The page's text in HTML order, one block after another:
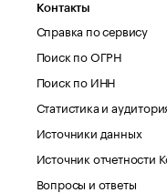
Контакты
Справка по сервису
Поиск по ОГРН
Поиск по ИНН
Статистика и
Источники данных
Источник отчетности
Вопросы и ответы